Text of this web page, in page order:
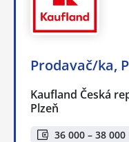
Prodavač/ka,
Kaufland Česká
Plzeň
36 000 – 38 000